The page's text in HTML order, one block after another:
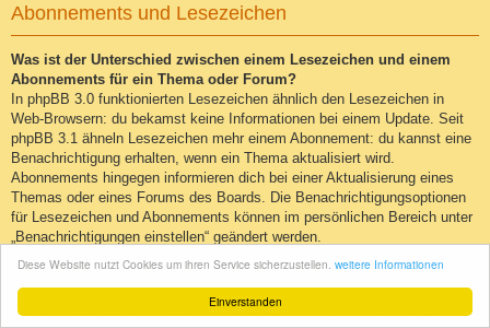
Einverstanden
Diese Website nutzt Cookies um ihren Service sicherzustellen. weitere Informationen
Abonnements und Lesezeichen
Was ist der Unterschied zwischen einem Lesezeichen und einem
Abonnements für ein Thema oder Forum?
In phpBB 3.0 funktionierten Lesezeichen ähnlich den Lesezeichen in
Web-Browsern: du bekamst keine Informationen bei einem Update. Seit
phpBB 3.1 ähneln Lesezeichen mehr einem Abonnement: du kannst eine
Benachrichtigung erhalten, wenn ein Thema aktualisiert wird.
Abonnements hingegen informieren dich bei einer Aktualisierung eines
Themas oder eines Forums des Boards. Die Benachrichtigungsoptionen
für Lesezeichen und Abonnements können im persönlichen Bereich unter
„Benachrichtigungen einstellen“ geändert werden.
Nach oben
Wie kann ich ein Lesezeichen auf ein Thema setzen oder ein Thema